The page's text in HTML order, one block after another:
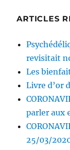
ARTICLES
revisitait
Les
Livre d’or
parler aux
25/03/